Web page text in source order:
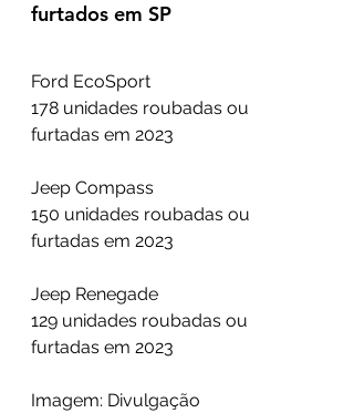
furtados em SP
Ford EcoSport
178 unidades roubadas ou
furtadas em 2023
Jeep Compass
150 unidades roubadas ou
furtadas em 2023
Jeep Renegade
129 unidades roubadas ou
furtadas em 2023
Imagem: Divulgação